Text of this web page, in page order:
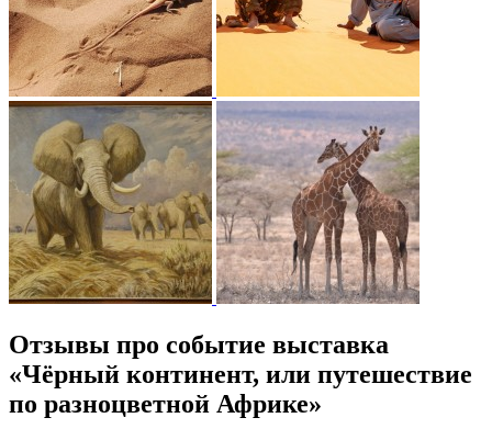
Отзывы про событие выставка
«Чёрный континент, или путешествие
по разноцветной Африке»